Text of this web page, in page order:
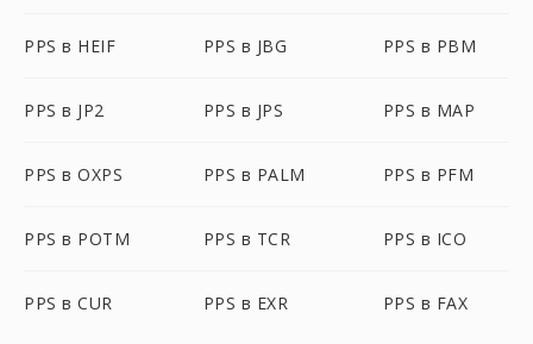
PPS в HEIF PPS в JBG PPS в PBM
PPS в JP2 PPS в JPS PPS в MAP
PPS в OXPS PPS в PALM PPS в PFM
PPS в POTM PPS в TCR PPS в ICO
PPS в CUR PPS в EXR PPS в FAX